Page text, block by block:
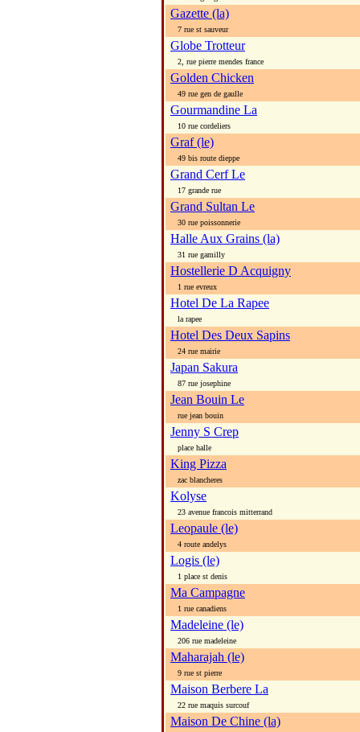
Gazette (la)
7 rue st sauveur
Globe Trotteur
2, rue pierre mendes france
Golden Chicken
49 rue gen de gaulle
Gourmandine La
10 rue cordeliers
Graf (le)
49 bis route dieppe
Grand Cerf Le
17 grande rue
Grand Sultan Le
30 rue poissonnerie
Halle Aux Grains (la)
31 rue gamilly
Hostellerie D Acquigny
1 rue evreux
Hotel De La Rapee
la rapee
Hotel Des Deux Sapins
24 rue mairie
Japan Sakura
87 rue josephine
Jean Bouin Le
rue jean bouin
Jenny S Crep
place halle
King Pizza
zac blancheres
Kolyse
23 avenue francois mitterrand
Leopaule (le)
4 route andelys
Logis (le)
1 place st denis
Ma Campagne
1 rue canadiens
Madeleine (le)
206 rue madeleine
Maharajah (le)
9 rue st pierre
Maison Berbere La
22 rue maquis surcouf
Maison De Chine (la)